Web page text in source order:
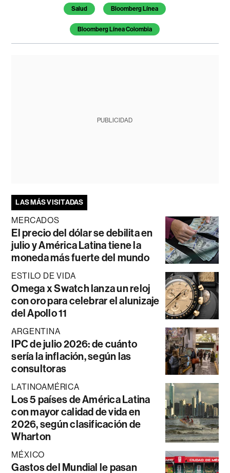
Salud Bloomberg Línea
Bloomberg Línea Colombia
PUBLICIDAD
LAS MÁS VISITADAS
MERCADOS
El precio del dólar se debilita en
julio y América Latina tiene la
moneda más fuerte del mundo
ESTILO DE VIDA
Omega x Swatch lanza un reloj
con oro para celebrar el alunizaje
del Apollo 11
ARGENTINA
IPC de julio 2026: de cuánto
sería la inflación, según las
consultoras
LATINOAMÉRICA
Los 5 países de América Latina
con mayor calidad de vida en
2026, según clasificación de
Wharton
MÉXICO
Gastos del Mundial le pasan